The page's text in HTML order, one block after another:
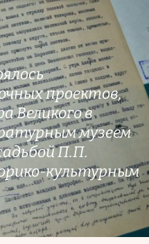
проектов,
Великого в
музеем
П.П.
культурным